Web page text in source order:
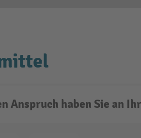
Anspruch haben Sie an